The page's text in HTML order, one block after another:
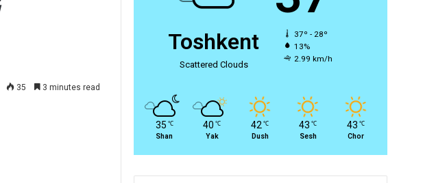
35 3 minutes read
Toshkent
Scattered Clouds
37º - 28º
13%
2.99 km/h
35 ℃
Shan
40 ℃
Yak
42 ℃
Dush
43 ℃
Sesh
43 ℃
Chor